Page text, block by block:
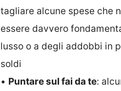
tagliare alcune spese che
essere davvero
lusso o a degli addobbi in
soldi
• Puntare sul fai da te: